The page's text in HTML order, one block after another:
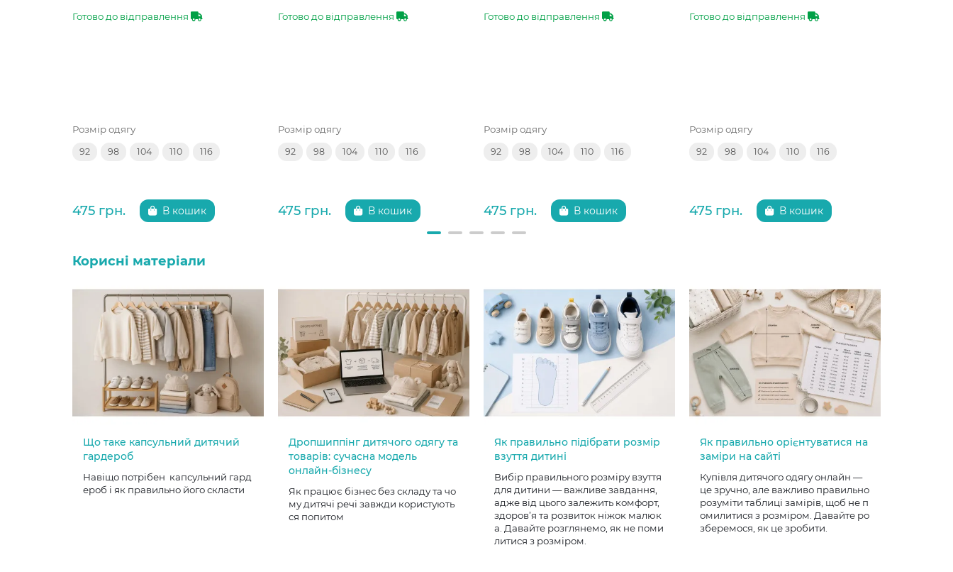
Готово до відправлення
Розмір одягу
92 98 104 110 116
475 грн. В кошик
Готово до відправлення
Розмір одягу
92 98 104 110 116
475 грн. В кошик
Готово до відправлення
Розмір одягу
92 98 104 110 116
475 грн. В кошик
Готово до відправлення
Розмір одягу
92 98 104 110 116
475 грн. В кошик
Корисні матеріали
Що таке капсульний дитячий
гардероб
Навіщо потрібен капсульний гард
ероб і як правильно його скласти
Дропшиппінг дитячого одягу та
товарів: сучасна модель
онлайн-бізнесу
Як працює бізнес без складу та чо
му дитячі речі завжди користують
ся попитом
Як правильно підібрати розмір
взуття дитині
Вибір правильного розміру взуття
для дитини — важливе завдання,
адже від цього залежить комфорт,
здоров’я та розвиток ніжок малюк
а. Давайте розглянемо, як не поми
литися з розміром.
Як правильно орієнтуватися на
заміри на сайті
Купівля дитячого одягу онлайн —
це зручно, але важливо правильно
розуміти таблиці замірів, щоб не п
омилитися з розміром. Давайте ро
зберемося, як це зробити.